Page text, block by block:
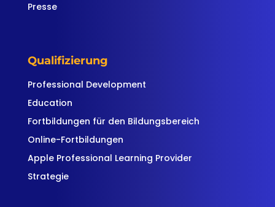
Presse
Qualifizierung
Professional Development
Education
Fortbildungen für den Bildungsbereich
Online-Fortbildungen
Apple Professional Learning Provider
Strategie